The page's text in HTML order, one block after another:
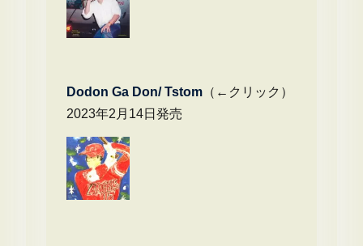
Dodon Ga Don/ Tstom（←クリック）
2023年2月14日発売